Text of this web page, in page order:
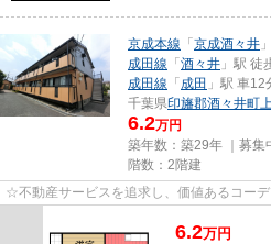
京成本線 「京成酒々井
成田線 「酒々井 」駅 徒
成田線 「成田 」駅 車12
千葉県印旛郡酒々井町
6.2万円
築年数：築29年 ｜募集
階数：2階建
☆不動産サービスを追求し、価値あるコー
6.2万円